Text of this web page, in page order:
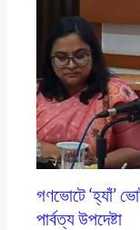
গণভোটে ‘হ্যাঁ’
পার্বত্য উপদেষ্টা